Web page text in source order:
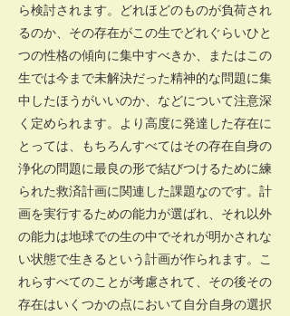
ら検討されます。どれほどのものが負荷され
るのか、その存在がこの生でどれぐらいひと
つの性格の傾向に集中すべきか、またはこの
生では今まで未解決だった精神的な問題に集
中したほうがいいのか、などについて注意深
く定められます。より高度に発達した存在に
とっては、もちろんすべてはその存在自身の
浄化の問題に最良の形で結びつけるために練
られた救済計画に関連した課題なのです。計
画を実行するための能力が選ばれ、それ以外
の能力は地球での生の中でそれが明かされな
い状態で生きるという計画が作られます。こ
れらすべてのことが考慮されて、その後その
存在はいくつかの点において自分自身の選択